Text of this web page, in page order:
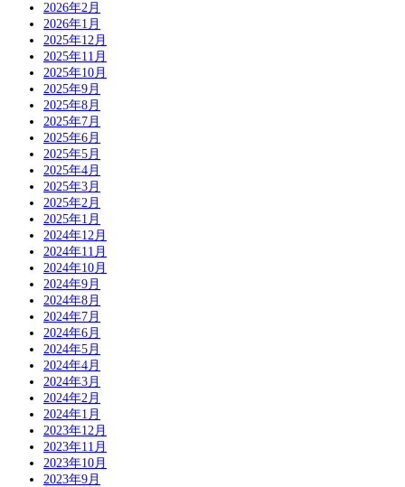
2026年2月
2026年1月
2025年12月
2025年11月
2025年10月
2025年9月
2025年8月
2025年7月
2025年6月
2025年5月
2025年4月
2025年3月
2025年2月
2025年1月
2024年12月
2024年11月
2024年10月
2024年9月
2024年8月
2024年7月
2024年6月
2024年5月
2024年4月
2024年3月
2024年2月
2024年1月
2023年12月
2023年11月
2023年10月
2023年9月